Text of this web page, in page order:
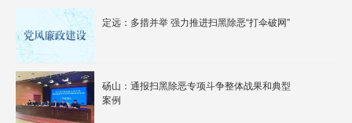
定远：多措并举 强力推进扫黑除恶“打伞破网”
砀山：通报扫黑除恶专项斗争整体战果和典型
案例